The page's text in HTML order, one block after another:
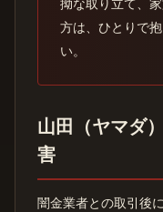
拗な取り立て、
方は、ひとりで
い。
山田（ヤマダ
害
闇金業者との取引後